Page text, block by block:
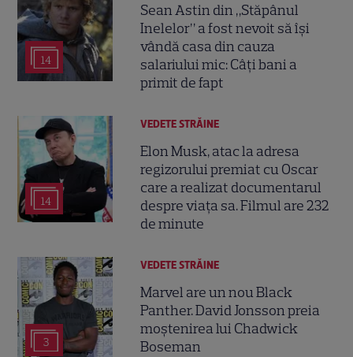
14
Sean Astin din „Stăpânul
Inelelor” a fost nevoit să își
vândă casa din cauza
salariului mic: Câți bani a
primit de fapt
14
VEDETE STRĂINE
Elon Musk, atac la adresa
regizorului premiat cu Oscar
care a realizat documentarul
despre viața sa. Filmul are 232
de minute
3
VEDETE STRĂINE
Marvel are un nou Black
Panther. David Jonsson preia
moștenirea lui Chadwick
Boseman